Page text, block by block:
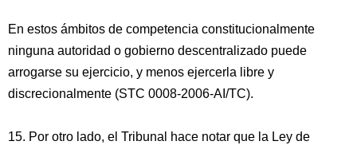
En estos ámbitos de competencia constitucionalmente
ninguna autoridad o gobierno descentralizado puede
arrogarse su ejercicio, y menos ejercerla libre y
discrecionalmente (STC 0008-2006-AI/TC).
15. Por otro lado, el Tribunal hace notar que la Ley de